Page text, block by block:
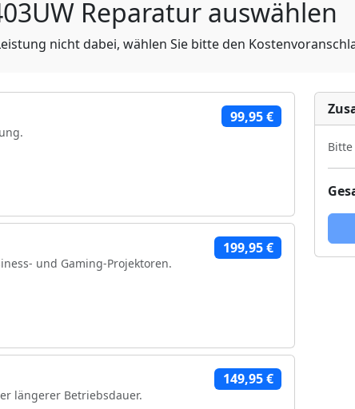
Reparatur auswählen
nicht dabei, wählen Sie bitte den
99,95 €
und Gaming-Projektoren.
199,95 €
längerer Betriebsdauer.
149,95 €